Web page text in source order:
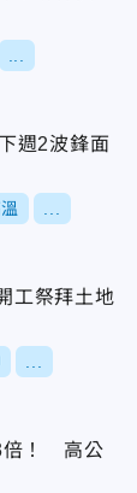
週2波鋒面
工祭拜土地
倍！ 高公